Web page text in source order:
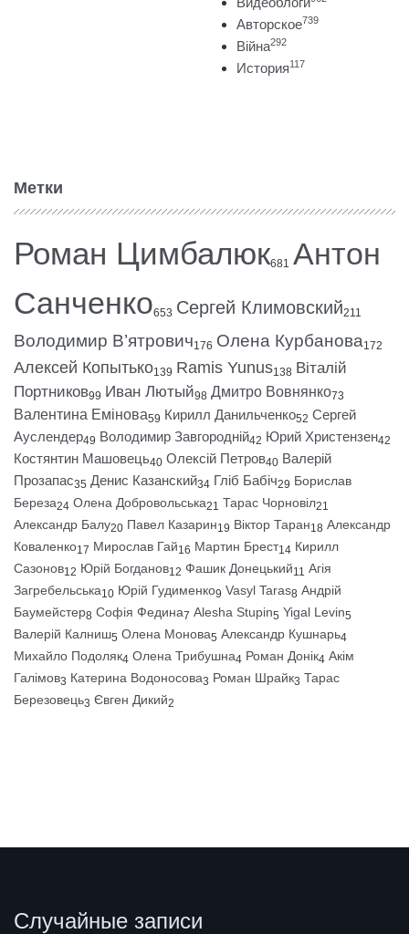
Авторское739
Війна292
История117
Метки
Роман Цимбалюк681 Антон
Санченко653 Сергей Климовский211
Володимир В’ятрович176 Олена Курбанова172
Алексей Копытько139 Ramis Yunus138 Віталій
Портников99 Иван Лютый98 Дмитро Вовнянко73
Валентина Емінова59 Кирилл Данильченко52 Сергей
Ауслендер49 Володимир Завгородній42 Юрий Христензен42
Костянтин Машовець40 Олексій Петров40 Валерій
Прозапас35 Денис Казанский34 Гліб Бабіч29 Борислав
Береза24 Олена Добровольська21 Тарас Чорновіл21
Александр Балу20 Павел Казарин19 Віктор Таран18 Александр
Коваленко17 Мирослав Гай16 Мартин Брест14 Кирилл
Сазонов12 Юрій Богданов12 Фашик Донецький11 Агія
Загребельська10 Юрій Гудименко9 Vasyl Taras8 Андрій
Баумейстер8 Софія Федина7 Alesha Stupin5 Yigal Levin5
Валерій Калниш5 Олена Монова5 Александр Кушнарь4
Михайло Подоляк4 Олена Трибушна4 Роман Донік4 Акім
Галімов3 Катерина Водоносова3 Роман Шрайк3 Тарас
Березовець3 Євген Дикий2
Случайные записи